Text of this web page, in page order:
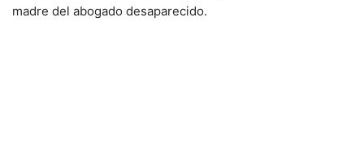
madre del abogado desaparecido.